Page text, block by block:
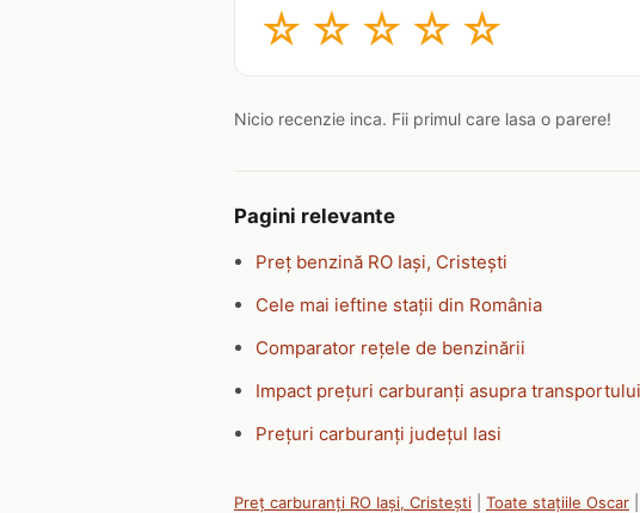
☆ ☆ ☆ ☆ ☆
Nicio recenzie inca. Fii primul care lasa o parere!
Pagini relevante
Preț benzină RO Iași, Cristești
Cele mai ieftine stații din România
Comparator rețele de benzinării
Impact prețuri carburanți asupra transportului
Prețuri carburanți județul Iasi
Preț carburanți RO Iași, Cristești Toate stațiile Oscar